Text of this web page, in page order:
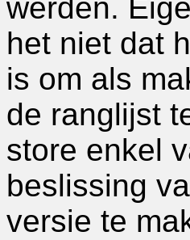
werden.
het niet dat
is om als
de ranglijst
store enkel
beslissing
versie te